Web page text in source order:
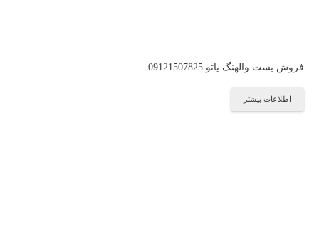
فروش بست والهنگ یاتو 09121507825
اطلاعات بیشتر